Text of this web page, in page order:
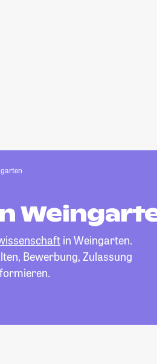
in Weingarten.
Bewerbung, Zulassung